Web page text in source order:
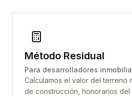
Método Residual
Para desarrolladores
Calculamos el valor del terreno
de construcción, honorarios